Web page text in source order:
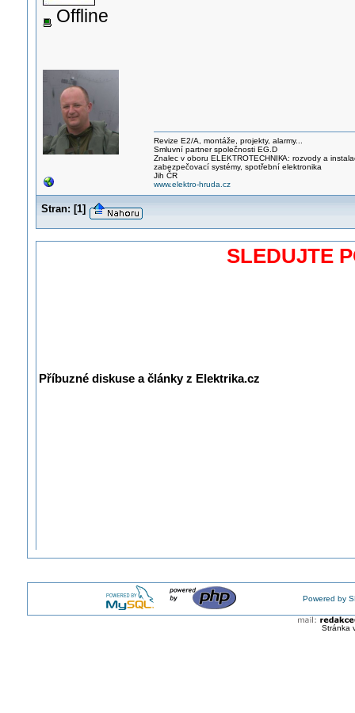
Offline
Revize E2/A, montáže, projekty, alarmy...
Smluvní partner společnosti EG.D
Znalec v oboru ELEKTROTECHNIKA: rozvody a
zabezpečovací systémy, spotřební elektronika
Jih ČR
www.elektro-hruda.cz
Stran: [1]
SLEDUJTE
Příbuzné diskuse a články z Elektrika.cz
Powered by
Stránka